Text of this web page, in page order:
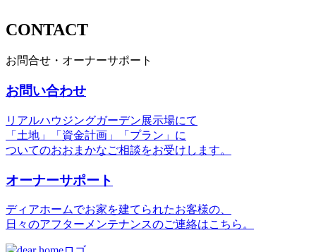
CONTACT
お問合せ・オーナーサポート
お問い合わせ
リアルハウジングガーデン展示場にて
「土地」「資金計画」「プラン」に
ついてのおおまかなご相談をお受けします。
オーナーサポート
ディアホームでお家を建てられたお客様の、
日々のアフターメンテナンスのご連絡はこちら。